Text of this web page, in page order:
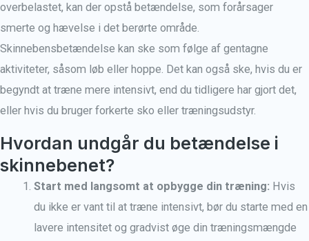
overbelastet, kan der opstå betændelse, som forårsager
smerte og hævelse i det berørte område.
Skinnebensbetændelse kan ske som følge af gentagne
aktiviteter, såsom løb eller hoppe. Det kan også ske, hvis du er
begyndt at træne mere intensivt, end du tidligere har gjort det,
eller hvis du bruger forkerte sko eller træningsudstyr.
Hvordan undgår du betændelse i
skinnebenet?
Start med langsomt at opbygge din træning: Hvis
du ikke er vant til at træne intensivt, bør du starte med en
lavere intensitet og gradvist øge din træningsmængde